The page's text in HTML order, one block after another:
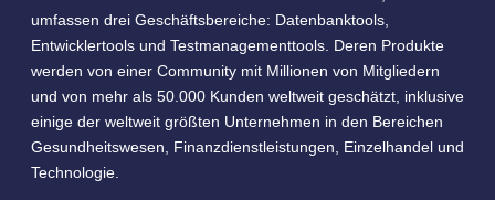
umfassen drei Geschäftsbereiche: Datenbanktools,
Entwicklertools und Testmanagementtools. Deren Produkte
werden von einer Community mit Millionen von Mitgliedern
und von mehr als 50.000 Kunden weltweit geschätzt, inklusive
einige der weltweit größten Unternehmen in den Bereichen
Gesundheitswesen, Finanzdienstleistungen, Einzelhandel und
Technologie.